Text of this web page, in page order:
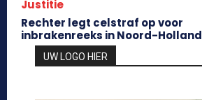
Justitie
Rechter legt celstraf op voor
inbrakenreeks in Noord-Holland
UW LOGO HIER